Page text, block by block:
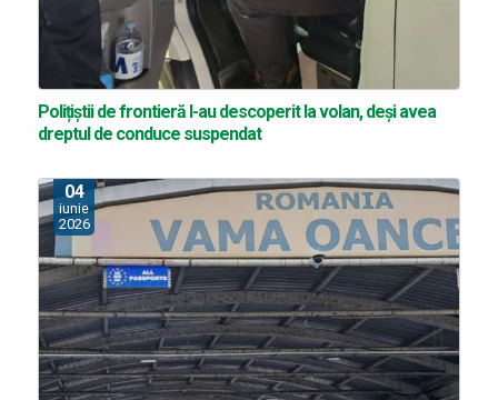
Polițiștii de frontieră l-au descoperit la volan, deși avea
dreptul de conduce suspendat
04
iunie
2026